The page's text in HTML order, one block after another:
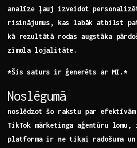
analīze ‌ļauj ‌izveidot
⁢risinājumus, kas labāk atbilst
kā rezultātā rodas augstāka
zīmola lojalitāte.
*Šis saturs ⁣ir⁢ ģenerēts ar MI.*
Noslēgumā
noslēdzot​ šo rakstu par
TikTok mārketinga aģentūru
platforma ir ne tikai radošuma